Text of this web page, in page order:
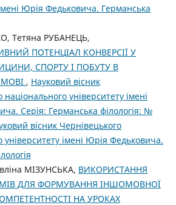
Юрія Федьковича. Германська
Тетяна РУБАНЕЦЬ,
ПОТЕНЦІАЛ КОНВЕРСІЇ У
СПОРТУ І ПОБУТУ В
, Науковий вісник
національного університету імені
Серія: Германська філологія: №
вісник Чернівецького
університету імені Юрія Федьковича.
МІЗУНСЬКА, ВИКОРИСТАННЯ
ДЛЯ ФОРМУВАННЯ ІНШОМОВНОЇ
НА УРОКАХ